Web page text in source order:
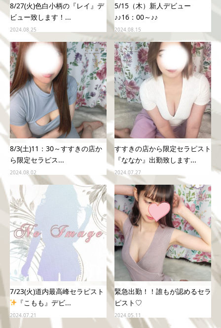
8/27(火)色白小柄の『レイ』デ
ビュー致します！...
2024.08.25
5/15（木）新人デビュー
♪♪16：00～♪♪
2024.08.15
8/3(土)11：30～すすきの店か
ら限定セラピス...
2024.08.02
すすきの店から限定セラピスト
『ななか』出勤致します...
2024.07.27
7/23(火)道内最高峰セラピスト
『こもも』デビ...
2024.07.21
緊急出勤！！誰もが認めるセラ
ピスト♡
2024.05.11